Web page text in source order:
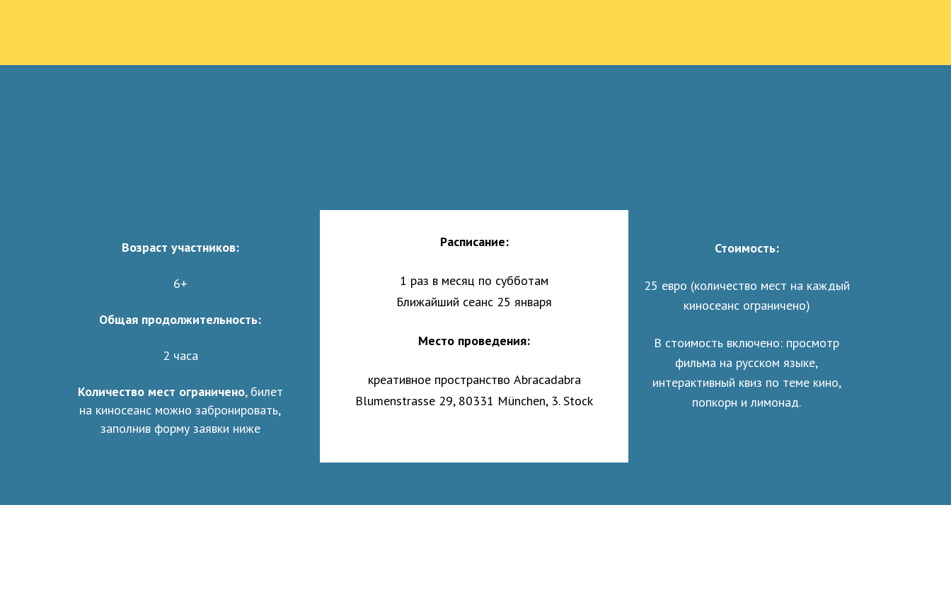
Возраст участников:
6+
Общая продолжительность:
2 часа
Количество мест ограничено, билет
на киносеанс можно забронировать,
заполнив форму заявки ниже
Расписание:
1 раз в месяц по субботам
Ближайший сеанс 25 января
Место проведения:
креативное пространство Abracadabra
Blumenstrasse 29, 80331 München, 3. Stock
Стоимость:
25 евро (количество мест на каждый
киносеанс ограничено)
В стоимость включено: просмотр
фильма на русском языке,
интерактивный квиз по теме кино,
попкорн и лимонад.